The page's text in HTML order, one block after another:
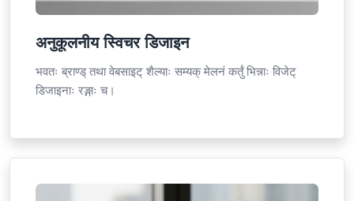
अनुकूलनीय स्विचर डिजाइन
भवतः ब्राण्ड् तथा वेबसाइट् शैल्याः सम्यक् मेलनं कर्तुं भिन्नाः विजेट्
डिजाइनाः रङ्गाः च।